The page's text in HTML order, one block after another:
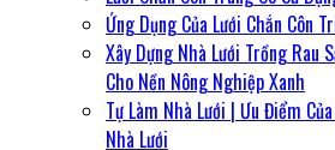
Ứng Dụng Của Lưới Chắn Côn
Xây Dựng Nhà Lưới Trồng Rau
Cho Nền Nông Nghiệp Xanh
Tự Làm Nhà Lưới | Ưu Điểm
Nhà Lưới